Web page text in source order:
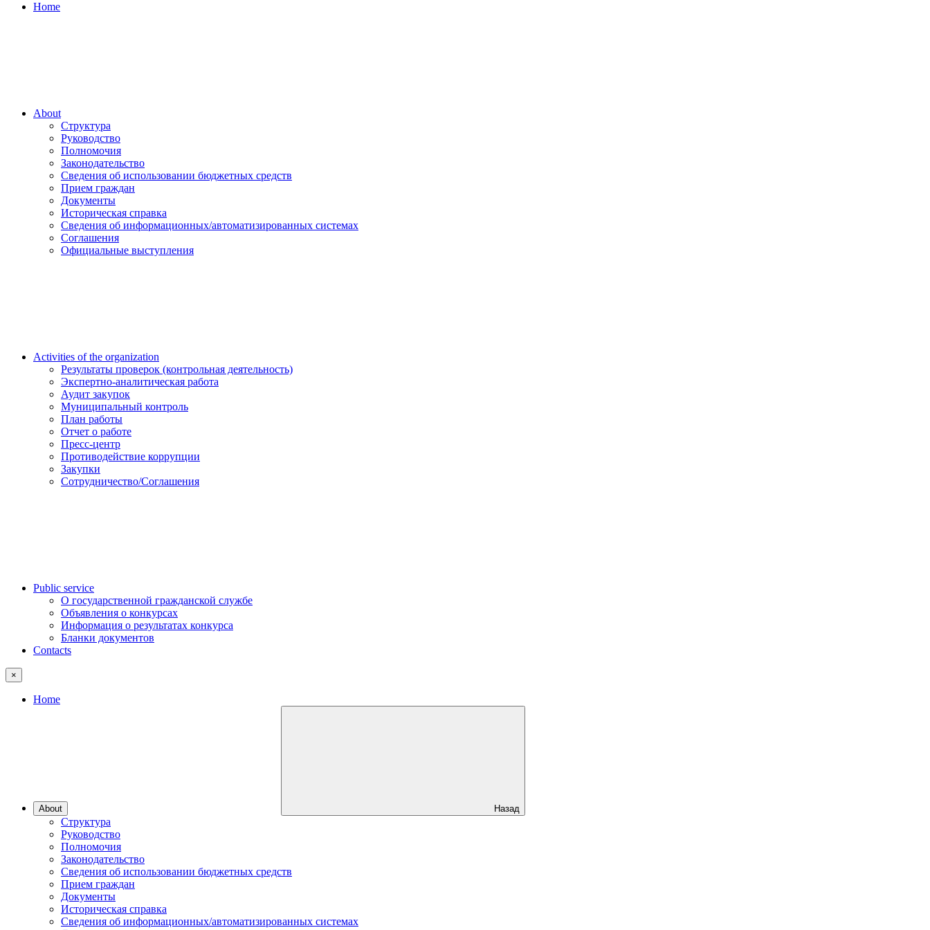
Home
About
Структура
Руководство
Полномочия
Законодательство
Сведения об использовании бюджетных средств
Прием граждан
Документы
Историческая справка
Сведения об информационных/автоматизированных системах
Соглашения
Официальные выступления
Activities of the organization
Результаты проверок (контрольная деятельность)
Экспертно-аналитическая работа
Аудит закупок
Муниципальный контроль
План работы
Отчет о работе
Пресс-центр
Противодействие коррупции
Закупки
Сотрудничество/Соглашения
Public service
О государственной гражданской службе
Объявления о конкурсах
Информация о результатах конкурса
Бланки документов
Contacts
×
Home
About Назад
Структура
Руководство
Полномочия
Законодательство
Сведения об использовании бюджетных средств
Прием граждан
Документы
Историческая справка
Сведения об информационных/автоматизированных системах